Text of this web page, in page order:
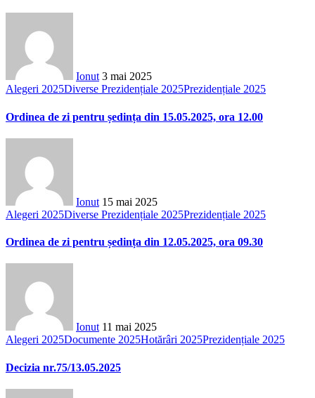
Ionut 3 mai 2025
Alegeri 2025Diverse Prezidențiale 2025Prezidențiale 2025
Ordinea de zi pentru ședința din 15.05.2025, ora 12.00
Ionut 15 mai 2025
Alegeri 2025Diverse Prezidențiale 2025Prezidențiale 2025
Ordinea de zi pentru ședința din 12.05.2025, ora 09.30
Ionut 11 mai 2025
Alegeri 2025Documente 2025Hotărâri 2025Prezidențiale 2025
Decizia nr.75/13.05.2025